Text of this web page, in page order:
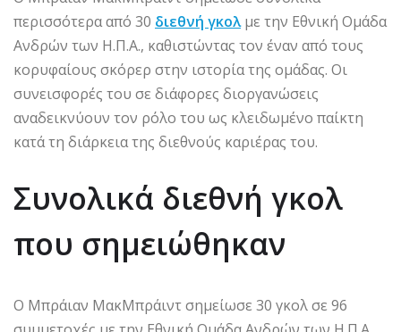
περισσότερα από 30 διεθνή γκολμε την Εθνική Ομάδα
Ανδρών των Η.Π.Α., καθιστώντας τον έναν από τους
κορυφαίους σκόρερ στην ιστορία της ομάδας. Οι
συνεισφορές του σε διάφορες διοργανώσεις
αναδεικνύουν τον ρόλο του ως κλειδωμένο παίκτη
κατά τη διάρκεια της διεθνούς καριέρας του.
Συνολικά διεθνή γκολ
που σημειώθηκαν
Ο Μπράιαν ΜακΜπράιντ σημείωσε 30 γκολ σε 96